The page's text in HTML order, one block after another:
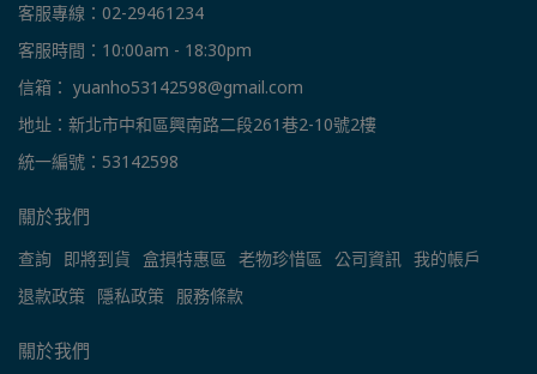
客服專線：02-29461234
客服時間：10:00am - 18:30pm
信箱： yuanho53142598@gmail.com
地址：新北市中和區興南路二段261巷2-10號2樓
統一編號：53142598
關於我們
查詢 即將到貨 盒損特惠區 老物珍惜區 公司資訊 我的帳戶
退款政策 隱私政策 服務條款
關於我們